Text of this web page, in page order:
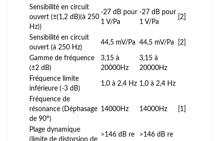
Sensibilité en circuit
ouvert (±(1,2 dB)(à 250
Hz))
-27 dB pour
1 V/Pa
-27 dB pour
1 V/Pa
[2]
Sensibilité en circuit
ouvert (à 250 Hz)
44,5 mV/Pa 44,5 mV/Pa [2]
Gamme de fréquence
(±2 dB)
3,15 à
20000Hz
3,15 à
20000Hz
Fréquence limite
inférieure (-3 dB)
1,0 à 2,4 Hz 1,0 à 2,4 Hz
Fréquence de
résonance (Déphasage
de 90°)
14000Hz 14000Hz [1]
Plage dynamique
(limite de distorsion de
>146 dB re
>146 dB re